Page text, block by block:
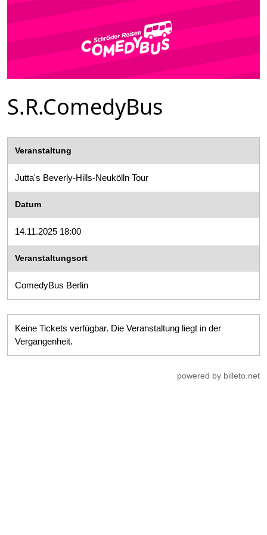
S.R.ComedyBus
Veranstaltung
Jutta's Beverly-Hills-Neukölln Tour
Datum
14.11.2025 18:00
Veranstaltungsort
ComedyBus Berlin
Keine Tickets verfügbar. Die Veranstaltung liegt in der
Vergangenheit.
powered by billeto.net